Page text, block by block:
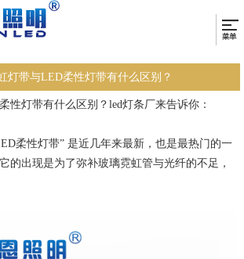
灯带与LED柔性灯带有什么区别？
性灯带有什么区别？led灯条厂来告诉你：
柔性灯带” 是近几年来最新，也是最热门的一
的出现是为了弥补玻璃霓虹管与光纤的不足，